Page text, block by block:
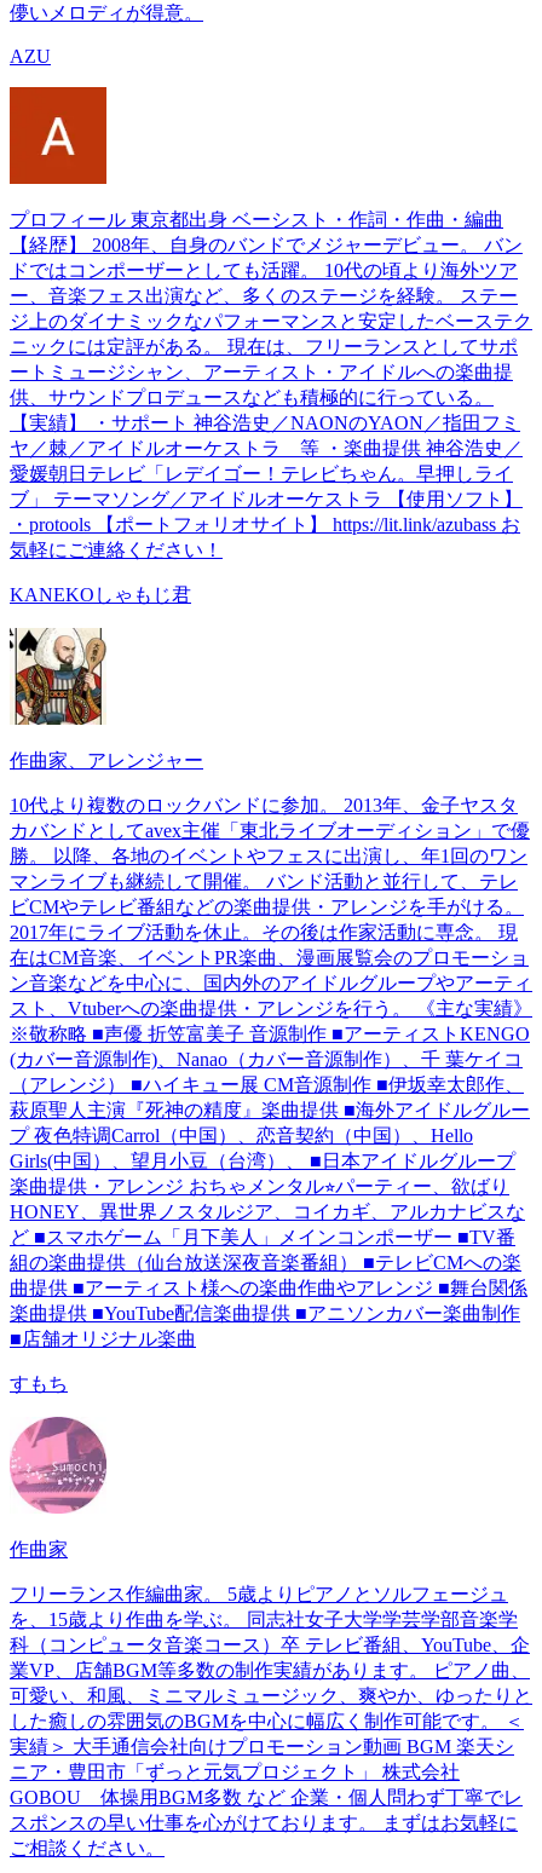
儚いメロディが得意。
AZU
プロフィール 東京都出身 ベーシスト・作詞・作曲・編曲
【経歴】 2008年、自身のバンドでメジャーデビュー。 バン
ドではコンポーザーとしても活躍。 10代の頃より海外ツア
ー、音楽フェス出演など、多くのステージを経験。 ステー
ジ上のダイナミックなパフォーマンスと安定したベーステク
ニックには定評がある。 現在は、フリーランスとしてサポ
ートミュージシャン、アーティスト・アイドルへの楽曲提
供、サウンドプロデュースなども積極的に行っている。
【実績】 ・サポート 神谷浩史／NAONのYAON／指田フミ
ヤ／棘／アイドルオーケストラ 等 ・楽曲提供 神谷浩史／
愛媛朝日テレビ「レデイゴー！テレビちゃん。早押しライ
ブ」 テーマソング／アイドルオーケストラ 【使用ソフト】
・protools 【ポートフォリオサイト】 https://lit.link/azubass お
気軽にご連絡ください！
KANEKOしゃもじ君
作曲家、アレンジャー
10代より複数のロックバンドに参加。 2013年、金子ヤスタ
カバンドとしてavex主催「東北ライブオーディション」で優
勝。 以降、各地のイベントやフェスに出演し、年1回のワン
マンライブも継続して開催。 バンド活動と並行して、テレ
ビCMやテレビ番組などの楽曲提供・アレンジを手がける。
2017年にライブ活動を休止。その後は作家活動に専念。 現
在はCM音楽、イベントPR楽曲、漫画展覧会のプロモーショ
ン音楽などを中心に、国内外のアイドルグループやアーティ
スト、Vtuberへの楽曲提供・アレンジを行う。 《主な実績》
※敬称略 ■声優 折笠富美子 音源制作 ■アーティストKENGO
(カバー音源制作)、Nanao（カバー音源制作）、千 葉ケイコ
（アレンジ） ■ハイキュー展 CM音源制作 ■伊坂幸太郎作、
萩原聖人主演『死神の精度』楽曲提供 ■海外アイドルグルー
プ 夜色特调Carrol（中国）、恋音契約（中国）、Hello
Girls(中国）、望月小豆（台湾）、 ■日本アイドルグループ
楽曲提供・アレンジ おちゃメンタル⭐︎パーティー、欲ばり
HONEY、異世界ノスタルジア、コイカギ、アルカナビスな
ど ■スマホゲーム「月下美人」メインコンポーザー ■TV番
組の楽曲提供（仙台放送深夜音楽番組） ■テレビCMへの楽
曲提供 ■アーティスト様への楽曲作曲やアレンジ ■舞台関係
楽曲提供 ■YouTube配信楽曲提供 ■アニソンカバー楽曲制作
■店舗オリジナル楽曲
すもち
作曲家
フリーランス作編曲家。 5歳よりピアノとソルフェージュ
を、15歳より作曲を学ぶ。 同志社女子大学学芸学部音楽学
科（コンピュータ音楽コース）卒 テレビ番組、YouTube、企
業VP、店舗BGM等多数の制作実績があります。 ピアノ曲、
可愛い、和風、ミニマルミュージック、爽やか、ゆったりと
した癒しの雰囲気のBGMを中心に幅広く制作可能です。 ＜
実績＞ 大手通信会社向けプロモーション動画 BGM 楽天シ
ニア・豊田市「ずっと元気プロジェクト」 株式会社
GOBOU 体操用BGM多数 など 企業・個人問わず丁寧でレ
スポンスの早い仕事を心がけております。 まずはお気軽に
ご相談ください。